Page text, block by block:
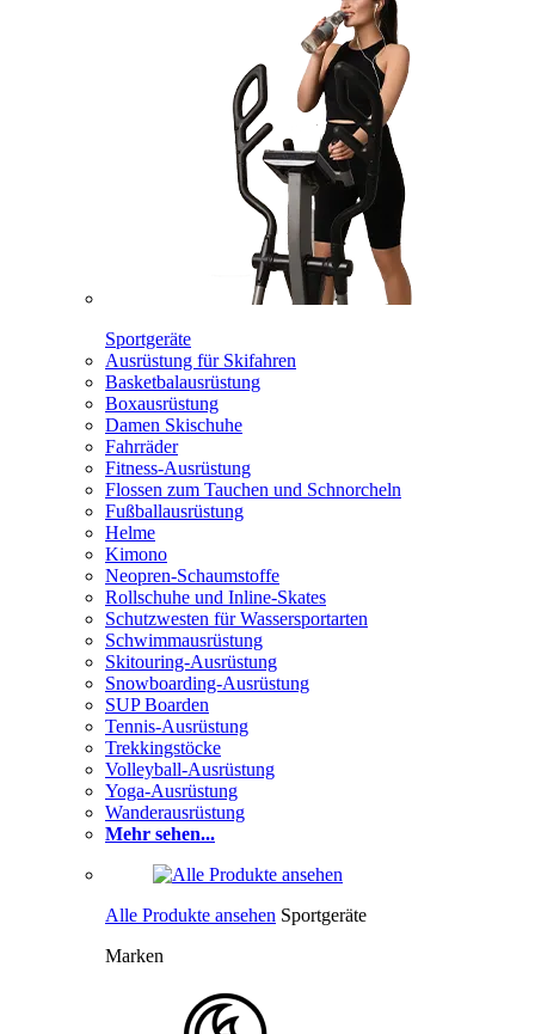
Sportgeräte
Ausrüstung für Skifahren
Basketbalausrüstung
Boxausrüstung
Damen Skischuhe
Fahrräder
Fitness-Ausrüstung
Flossen zum Tauchen und Schnorcheln
Fußballausrüstung
Helme
Kimono
Neopren-Schaumstoffe
Rollschuhe und Inline-Skates
Schutzwesten für Wassersportarten
Schwimmausrüstung
Skitouring-Ausrüstung
Snowboarding-Ausrüstung
SUP Boarden
Tennis-Ausrüstung
Trekkingstöcke
Volleyball-Ausrüstung
Yoga-Ausrüstung
Wanderausrüstung
Mehr sehen...
Alle Produkte ansehen Sportgeräte
Marken